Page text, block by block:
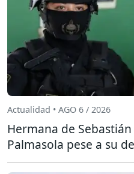
Actualidad • AGO 6 / 2026
Hermana de
Palmasola pese a su